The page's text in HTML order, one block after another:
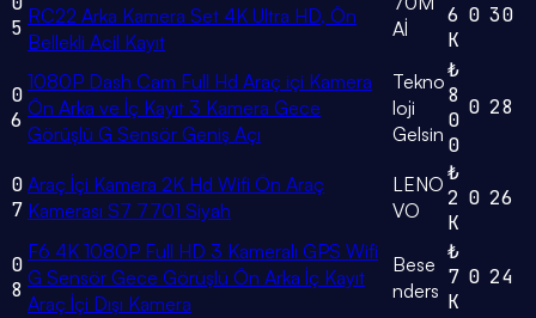
5 RC22 Arka Kamera Set 4K Ultra HD, Ön
Bellekli Acil Kayıt
Aİ
6
K
0 30
0
6
1080P Dash Cam Full Hd Araç içi Kamera
Ön Arka ve İç Kayıt 3 Kamera Gece
Görüşlü G Sensör Geniş Açı
Tekno
loji
Gelsin
₺
8
0
0
0 28
0
7
Araç İçi Kamera 2K Hd Wifi Ön Araç
Kamerası S7 7701 Siyah
LENO
VO
₺
2
K
0 26
0
8
F6 4K 1080P Full HD 3 Kameralı GPS Wifi
G Sensör Gece Görüşlü Ön Arka İç Kayıt
Araç İçi Dışı Kamera
Bese
nders
₺
7
K
0 24